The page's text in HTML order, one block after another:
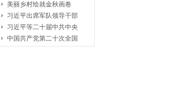
美丽乡村绘就金秋画卷
习近平出席军队领导干部
习近平等二十届中共中央
中国共产党第二十次全国